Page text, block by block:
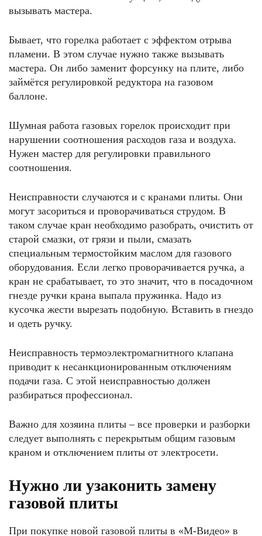
вызывать мастера.
Бывает, что горелка работает с эффектом отрыва
пламени. В этом случае нужно также вызывать
мастера. Он либо заменит форсунку на плите, либо
займётся регулировкой редуктора на газовом
баллоне.
Шумная работа газовых горелок происходит при
нарушении соотношения расходов газа и воздуха.
Нужен мастер для регулировки правильного
соотношения.
Неисправности случаются и с кранами плиты. Они
могут засориться и проворачиваться струдом. В
таком случае кран необходимо разобрать, очистить от
старой смазки, от грязи и пыли, смазать
специальным термостойким маслом для газового
оборудования. Если легко проворачивается ручка, а
кран не срабатывает, то это значит, что в посадочном
гнезде ручки крана выпала пружинка. Надо из
кусочка жести вырезать подобную. Вставить в гнездо
и одеть ручку.
Неисправность термоэлектромагнитного клапана
приводит к несанкционированным отключениям
подачи газа. С этой неисправностью должен
разбираться профессионал.
Важно для хозяина плиты – все проверки и разборки
следует выполнять с перекрытым общим газовым
краном и отключением плиты от электросети.
Нужно ли узаконить замену
газовой плиты
При покупке новой газовой плиты в «М-Видео» в